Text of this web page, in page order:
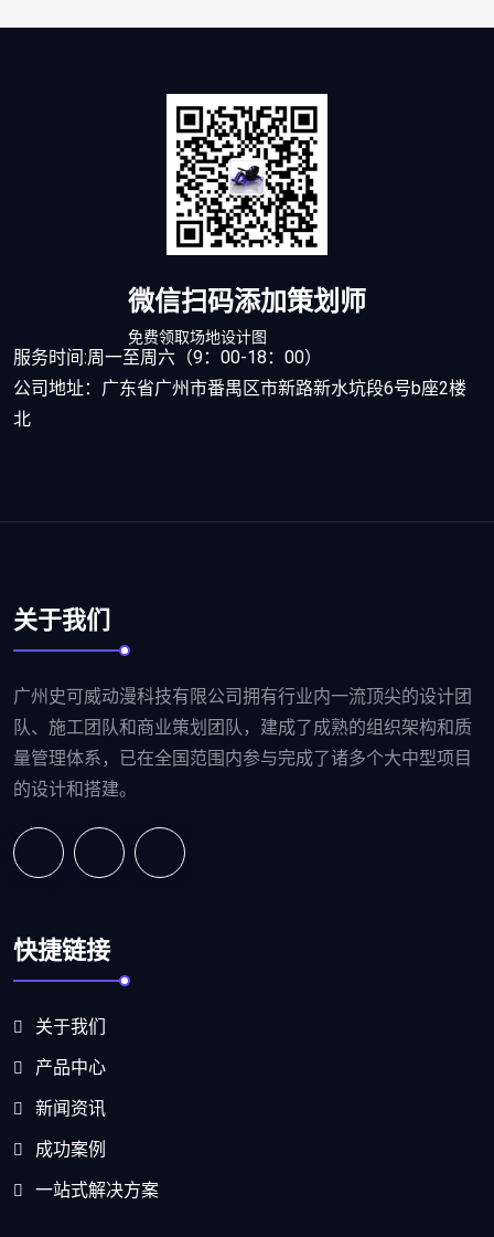
微信扫码添加策划师
免费领取场地设计图
服务时间:周一至周六（9：00-18：00）
公司地址：广东省广州市番禺区市新路新水坑段6号b座2楼
北
关于我们
广州史可威动漫科技有限公司拥有行业内一流顶尖的设计团
队、施工团队和商业策划团队，建成了成熟的组织架构和质
量管理体系，已在全国范围内参与完成了诸多个大中型项目
的设计和搭建。
快捷链接
关于我们
产品中心
新闻资讯
成功案例
一站式解决方案